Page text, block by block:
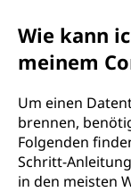
Wie kann
meinem
Um einen
brennen,
Folgenden
Schritt-
in den meisten